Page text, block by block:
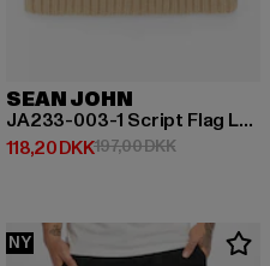
786,00 DKK
SEAN JOHN
JA233-003-1 Script Flag Label Short Beanie
118,20 DKK
Nuværende pris: 118,20 DKK
197,00 DKK
NY